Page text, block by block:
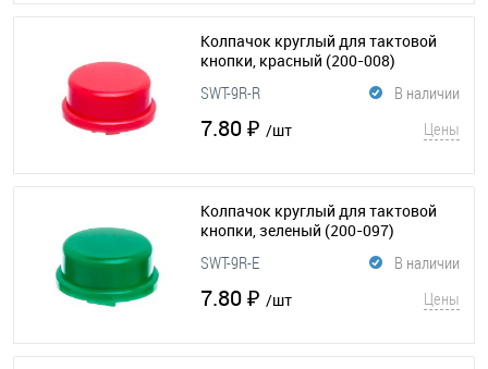
Колпачок круглый для тактовой
кнопки, красный (200-008)
В наличии
SWT-9R-R
7.80 ₽ /шт Цены
Колпачок круглый для тактовой
кнопки, зеленый (200-097)
В наличии
SWT-9R-E
7.80 ₽ /шт Цены